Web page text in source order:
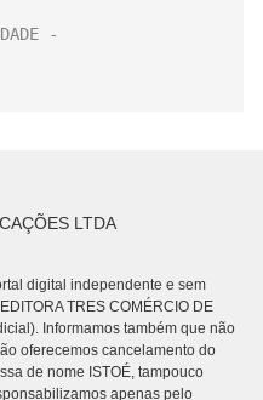
LTDA
digital independente e sem
TRES COMÉRCIO DE
Informamos também que não
oferecemos cancelamento do
de nome ISTOÉ, tampouco
apenas pelo